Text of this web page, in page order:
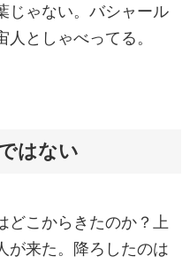
じゃない。バシャール
としゃべってる。
はない
どこからきたのか？上
が来た。降ろしたのは